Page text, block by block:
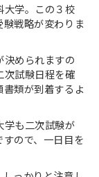
大学。この３校
戦略が変わりま
決められますの
次試験日程を確
類が到着するよ
学も二次試験が
ので、一日目を